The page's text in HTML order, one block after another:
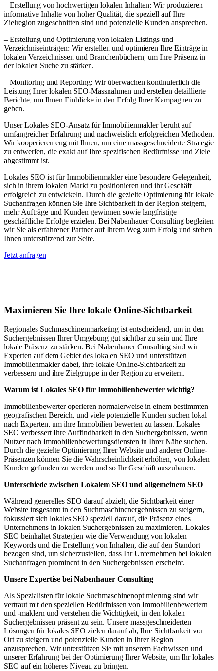
– Erstellung von hochwertigen lokalen Inhalten: Wir produzieren
informative Inhalte von hoher Qualität, die speziell auf Ihre
Zielregion zugeschnitten sind und potenzielle Kunden ansprechen.
– Erstellung und Optimierung von lokalen Listings und
Verzeichniseinträgen: Wir erstellen und optimieren Ihre Einträge in
lokalen Verzeichnissen und Branchenbüchern, um Ihre Präsenz in
der lokalen Suche zu stärken.
– Monitoring und Reporting: Wir überwachen kontinuierlich die
Leistung Ihrer lokalen SEO-Massnahmen und erstellen detaillierte
Berichte, um Ihnen Einblicke in den Erfolg Ihrer Kampagnen zu
geben.
Unser Lokales SEO-Ansatz für Immobilienmakler beruht auf
umfangreicher Erfahrung und nachweislich erfolgreichen Methoden.
Wir kooperieren eng mit Ihnen, um eine massgeschneiderte Strategie
zu entwerfen, die exakt auf Ihre spezifischen Bedürfnisse und Ziele
abgestimmt ist.
Lokales SEO ist für Immobilienmakler eine besondere Gelegenheit,
sich in ihrem lokalen Markt zu positionieren und ihr Geschäft
erfolgreich zu entwickeln. Durch die gezielte Optimierung für lokale
Suchanfragen können Sie Ihre Sichtbarkeit in der Region steigern,
mehr Aufträge und Kunden gewinnen sowie langfristige
geschäftliche Erfolge erzielen. Bei Nabenhauer Consulting begleiten
wir Sie als erfahrener Partner auf Ihrem Weg zum Erfolg und stehen
Ihnen unterstützend zur Seite.
Jetzt anfragen
Maximieren Sie Ihre lokale Online-Sichtbarkeit
Regionales Suchmaschinenmarketing ist entscheidend, um in den
Suchergebnissen Ihrer Umgebung gut sichtbar zu sein und Ihre
lokale Präsenz zu stärken. Bei Nabenhauer Consulting sind wir
Experten auf dem Gebiet des lokalen SEO und unterstützen
Immobilienmakler dabei, ihre lokale Online-Sichtbarkeit zu
verbessern und ihre Zielgruppe in der Region zu erweitern.
Warum ist Lokales SEO für Immobilienbewerter wichtig?
Immobilienbewerter operieren normalerweise in einem bestimmten
geografischen Bereich, und viele potenzielle Kunden suchen lokal
nach Experten, um ihre Immobilien bewerten zu lassen. Lokales
SEO verbessert Ihre Auffindbarkeit in den Suchergebnissen, wenn
Nutzer nach Immobilienbewertungsdiensten in Ihrer Nähe suchen.
Durch die gezielte Optimierung Ihrer Website und anderer Online-
Präsenzen können Sie die Wahrscheinlichkeit erhöhen, von lokalen
Kunden gefunden zu werden und so Ihr Geschäft auszubauen.
Unterschiede zwischen Lokalem SEO und allgemeinem SEO
Während generelles SEO darauf abzielt, die Sichtbarkeit einer
Website insgesamt in den Suchmaschinenergebnissen zu steigern,
fokussiert sich lokales SEO speziell darauf, die Präsenz eines
Unternehmens in lokalen Suchergebnissen zu maximieren. Lokales
SEO beinhaltet Strategien wie die Verwendung von lokalen
Keywords und die Erstellung von Inhalten, die auf den Standort
bezogen sind, um sicherzustellen, dass Ihr Unternehmen bei lokalen
Suchanfragen prominent in den Suchergebnissen erscheint.
Unsere Expertise bei Nabenhauer Consulting
Als Spezialisten für lokale Suchmaschinenoptimierung sind wir
vertraut mit den speziellen Bedürfnissen von Immobilienbewertern
und -maklern und verstehen die Wichtigkeit, in den lokalen
Suchergebnissen präsent zu sein. Unsere massgeschneiderten
Lösungen für lokales SEO zielen darauf ab, Ihre Sichtbarkeit vor
Ort zu steigern und potenzielle Kunden in Ihrer Region
anzusprechen. Wir unterstützen Sie mit unserem Fachwissen und
unserer Erfahrung bei der Optimierung Ihrer Website, um Ihr lokales
SEO auf ein höheres Niveau zu bringen.